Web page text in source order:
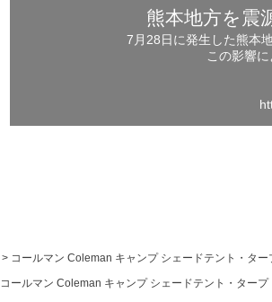
熊本地方を震
7月28日に発生した熊本
この影響
コールマン Coleman キャンプ シェードテント・タ
コールマン Coleman キャンプ シェードテント・ター